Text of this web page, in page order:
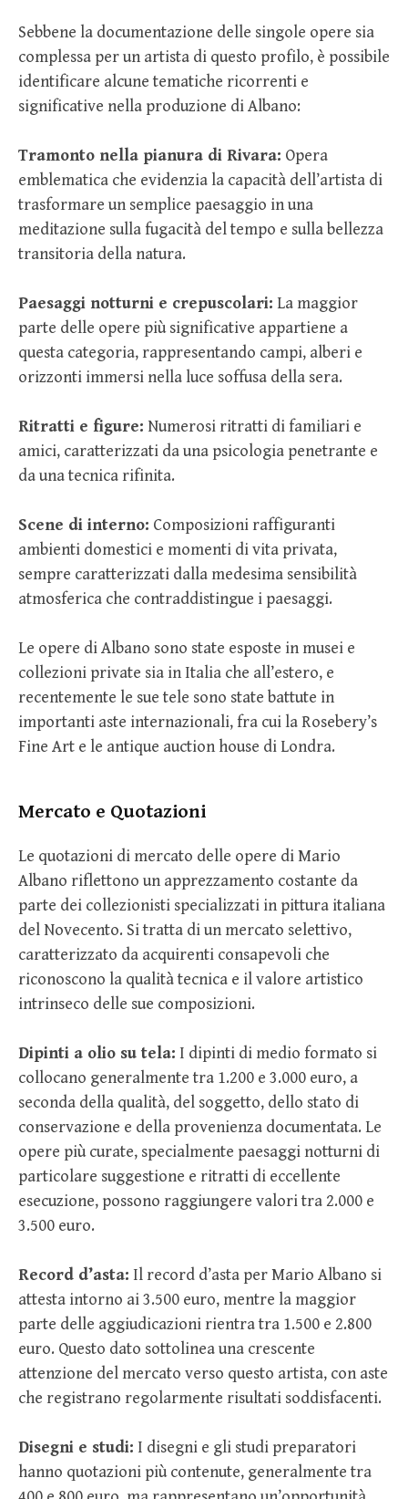
Sebbene la documentazione delle singole opere sia
complessa per un artista di questo profilo, è possibile
identificare alcune tematiche ricorrenti e
significative nella produzione di Albano:
Tramonto nella pianura di Rivara: Opera
emblematica che evidenzia la capacità dell’artista di
trasformare un semplice paesaggio in una
meditazione sulla fugacità del tempo e sulla bellezza
transitoria della natura.
Paesaggi notturni e crepuscolari: La maggior
parte delle opere più significative appartiene a
questa categoria, rappresentando campi, alberi e
orizzonti immersi nella luce soffusa della sera.
Ritratti e figure: Numerosi ritratti di familiari e
amici, caratterizzati da una psicologia penetrante e
da una tecnica rifinita.
Scene di interno: Composizioni raffiguranti
ambienti domestici e momenti di vita privata,
sempre caratterizzati dalla medesima sensibilità
atmosferica che contraddistingue i paesaggi.
Le opere di Albano sono state esposte in musei e
collezioni private sia in Italia che all’estero, e
recentemente le sue tele sono state battute in
importanti aste internazionali, fra cui la Rosebery’s
Fine Art e le antique auction house di Londra.
Mercato e Quotazioni
Le quotazioni di mercato delle opere di Mario
Albano riflettono un apprezzamento costante da
parte dei collezionisti specializzati in pittura italiana
del Novecento. Si tratta di un mercato selettivo,
caratterizzato da acquirenti consapevoli che
riconoscono la qualità tecnica e il valore artistico
intrinseco delle sue composizioni.
Dipinti a olio su tela: I dipinti di medio formato si
collocano generalmente tra 1.200 e 3.000 euro, a
seconda della qualità, del soggetto, dello stato di
conservazione e della provenienza documentata. Le
opere più curate, specialmente paesaggi notturni di
particolare suggestione e ritratti di eccellente
esecuzione, possono raggiungere valori tra 2.000 e
3.500 euro.
Record d’asta: Il record d’asta per Mario Albano si
attesta intorno ai 3.500 euro, mentre la maggior
parte delle aggiudicazioni rientra tra 1.500 e 2.800
euro. Questo dato sottolinea una crescente
attenzione del mercato verso questo artista, con aste
che registrano regolarmente risultati soddisfacenti.
Disegni e studi: I disegni e gli studi preparatori
hanno quotazioni più contenute, generalmente tra